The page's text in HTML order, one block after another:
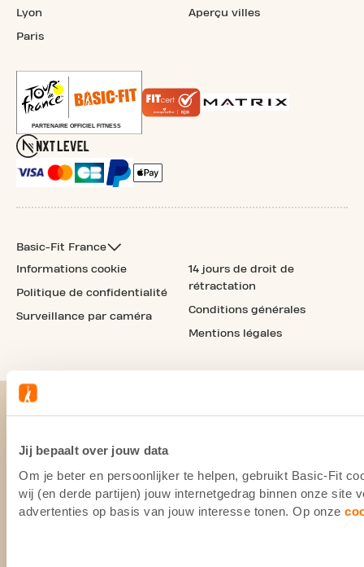
Jij bepaalt over jouw data
Om je beter en persoonlijker te helpen, gebruikt Basic-Fit
wij (en derde partijen) jouw internetgedrag binnen onze site
advertenties op basis van jouw interesse tonen. Op onze
Lyon
Paris
Aperçu villes
Basic-Fit France
Informations cookie
Politique de confidentialité
Surveillance par caméra
14 jours de droit de
rétractation
Conditions générales
Mentions légales